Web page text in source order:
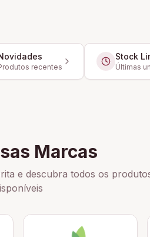
recentes
Stock
Últimas
Marcas
e descubra todos os